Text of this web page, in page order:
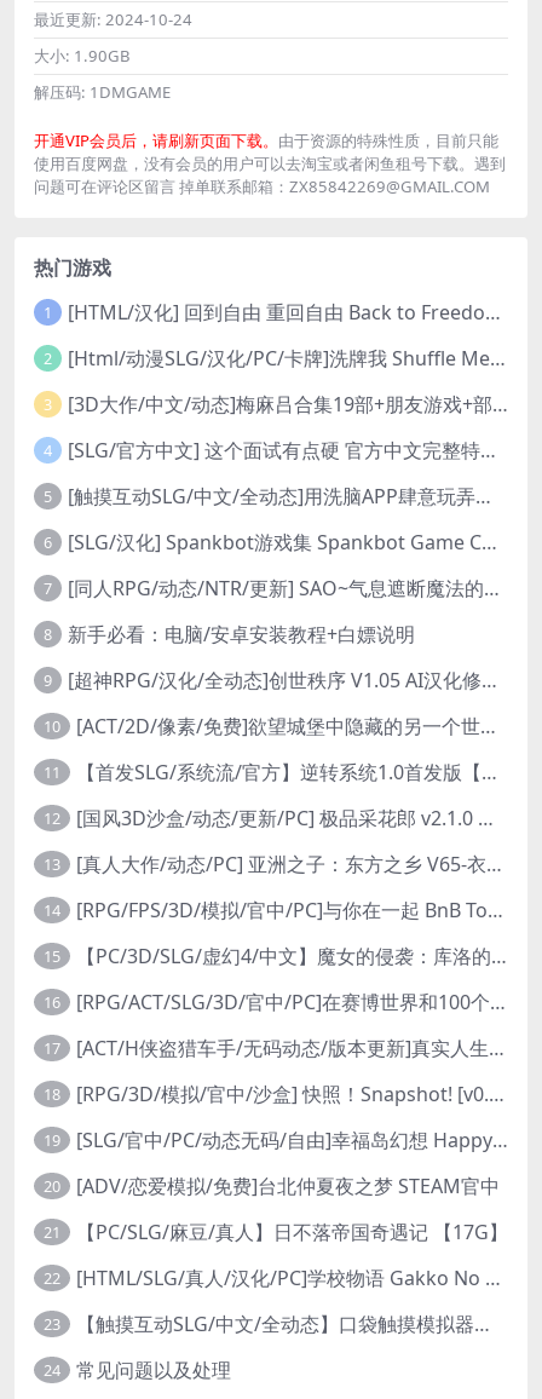
最近更新: 2024-10-24
大小: 1.90GB
解压码: 1DMGAME
开通VIP会员后，请刷新页面下载。 由于资源的特殊性质，目前只能
使用百度网盘，没有会员的用户可以去淘宝或者闲鱼租号下载。遇到
问题可在评论区留言 掉单联系邮箱：ZX85842269@GMAIL.COM
热门游戏
1 [HTML/汉化] 回到自由 重回自由 Back to Freedom ver0.31 浏览器转中文 8.8G
2 [Html/动漫SLG/汉化/PC/卡牌]洗牌我 Shuffle Me [1.1.2]
3 [3D大作/中文/动态]梅麻吕合集19部+朋友游戏+部份AI修复[PC+安卓]
4 [SLG/官方中文] 这个面试有点硬 官方中文完整特别版 真人互动游戏 正式破解版32G
5 [触摸互动SLG/中文/全动态]用洗脑APP肆意玩弄狂妄大小姐 V1.6 官方中文版
6 [SLG/汉化] Spankbot游戏集 Spankbot Game Collection [V2024.7.22】 PC+安卓汉化合集版 16G
7 [同人RPG/动态/NTR/更新] SAO~气息遮断魔法的陷阱Ⅱ~ verβ8.1 官方中文步兵版
8 新手必看：电脑/安卓安装教程+白嫖说明
9 [超神RPG/汉化/全动态]创世秩序 V1.05 AI汉化修复完结版[PC+安卓]
10 [ACT/2D/像素/免费]欲望城堡中隐藏的另一个世界 欲望の城に隠された異世界 中文+存档
11 【首发SLG/系统流/官方】逆转系统1.0首发版【PC+安卓/首发】
12 [国风3D沙盒/动态/更新/PC] 极品采花郎 v2.1.0 官方中文步兵版
13 [真人大作/动态/PC] 亚洲之子：东方之乡 V65-衣析浅斟续写 官方中文+全DLC+MOD+攻略 26.4G
14 [RPG/FPS/3D/模拟/官中/PC]与你在一起 BnB Together BnB 11-26
15 【PC/3D/SLG/虚幻4/中文】魔女的侵袭：库洛的房间 V0.3.2 官方中文版【2.5G】
16 [RPG/ACT/SLG/3D/官中/PC]在赛博世界和100个道侣双修 steam v12.31-0.9.0032
17 [ACT/H侠盗猎车手/无码动态/版本更新]真实人生：阳光城/Real Life Sunbay City [v1.9.2 Beta]
18 [RPG/3D/模拟/官中/沙盒] 快照！Snapshot! [v0.992]
19 [SLG/官中/PC/动态无码/自由]幸福岛幻想 Happy Island Fantasy v1.2.0
20 [ADV/恋爱模拟/免费]台北仲夏夜之梦 STEAM官中
21 【PC/SLG/麻豆/真人】日不落帝国奇遇记 【17G】
22 [HTML/SLG/真人/汉化/PC]学校物语 Gakko No Monogatari School Story v0.30
23 【触摸互动SLG/中文/全动态】口袋触摸模拟器：Pocket Touch 官方中文版【PC+安卓/1.5G】
24 常见问题以及处理